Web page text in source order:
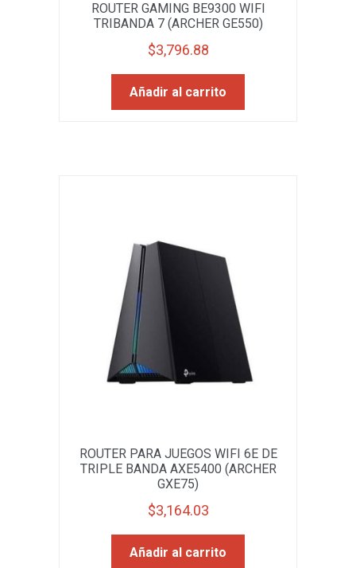
ROUTER GAMING BE9300 WIFI
TRIBANDA 7 (ARCHER GE550)
$3,796.88
Añadir al carrito
ROUTER PARA JUEGOS WIFI 6E DE
TRIPLE BANDA AXE5400 (ARCHER
GXE75)
$3,164.03
Añadir al carrito